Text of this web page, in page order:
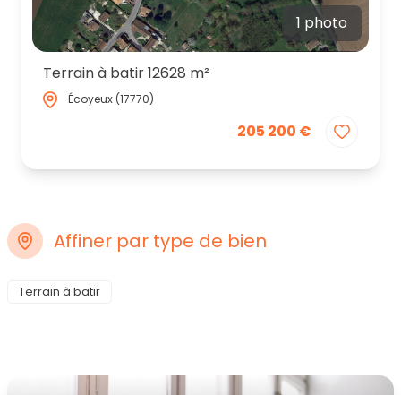
1 photo
Terrain à batir 12628 m²
Écoyeux (17770)
205 200 €
Affiner par type de bien
Terrain à batir